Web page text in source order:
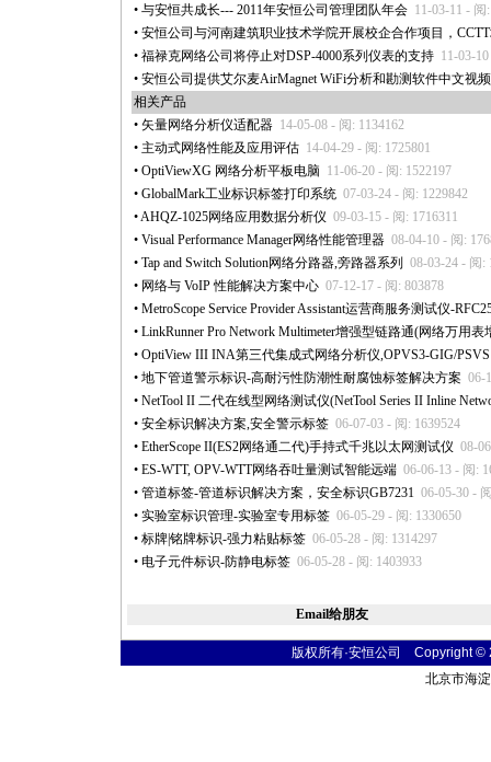
• 与安恒共成长--- 2011年安恒公司管理团队年会 11-03-11 - 阅
• 安恒公司与河南建筑职业技术学院开展校企合作项目，
• 福禄克网络公司将停止对DSP-4000系列仪表的支持 11-03-
• 安恒公司提供艾尔麦AirMagnet WiFi分析和勘测软件中文视
相关产品
• 矢量网络分析仪适配器 14-05-08 - 阅: 1134162
• 主动式网络性能及应用评估 14-04-29 - 阅: 1725801
• OptiViewXG 网络分析平板电脑 11-06-20 - 阅: 1522197
• GlobalMark工业标识标签打印系统 07-03-24 - 阅: 1229842
•AHQZ-1025网络应用数据分析仪 09-03-15 - 阅: 1716311
• Visual Performance Manager网络性能管理器 08-04-10 - 阅:
• Tap and Switch Solution网络分路器,旁路器系列
08-03-24 - 阅:
• 网络与 VoIP 性能解决方案中心 07-12-17 - 阅: 803878
• MetroScope Service Provider Assistant运营商服务测试仪-
• LinkRunner Pro Network Multimeter增强型链路通(网络万用表
• OptiView III INA第三代集成式网络分析仪,OPVS3-GIG/PSVS
• 地下管道警示标识-高耐污性防潮性耐腐蚀标签解决方案 06-
• NetTool II 二代在线型网络测试仪(NetTool Series II Inline
• 安全标识解决方案,安全警示标签 06-07-03 - 阅: 1639524
• EtherScope II(ES2网络通二代)手持式千兆以太网测试仪 08-
• ES-WTT, OPV-WTT网络吞吐量测试智能远端 06-06-13 - 阅:
• 管道标签-管道标识解决方案，安全标识GB7231 06-05-30 -
• 实验室标识管理-实验室专用标签 06-05-29 - 阅: 1330650
• 标牌|铭牌标识-强力粘贴标签 06-05-28 - 阅: 1314297
• 电子元件标识-防静电标签 06-05-28 - 阅: 1403933
Email给朋友
版权所有·安恒公司 Copyright
北京市海